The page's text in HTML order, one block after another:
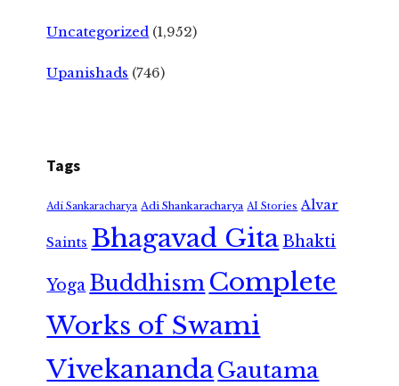
Uncategorized (1,952)
Upanishads (746)
Tags
Adi Sankaracharya Adi Shankaracharya AI Stories Alvar
Saints Bhagavad GitaBhakti
Yoga Buddhism Complete
Works of Swami
VivekanandaGautama